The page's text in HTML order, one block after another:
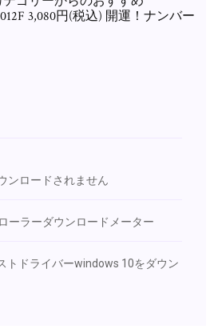
3,080円(税込) 開運！ナンバー
ンロードされません
ーラーダウンロードメーター
トドライバーwindows 10をダウン